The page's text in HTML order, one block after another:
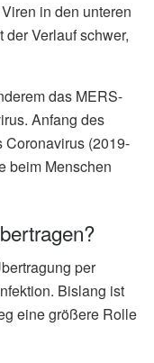
in den unteren
der Verlauf schwer,
das MERS-
Anfang des
(2019-
beim Menschen
per
Bislang ist
eine größere Rolle